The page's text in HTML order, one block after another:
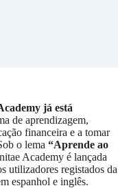
já está
de aprendizagem,
financeira e a tomar
o lema “Aprende ao
Academy é lançada
utilizadores registados da
espanhol e inglês.